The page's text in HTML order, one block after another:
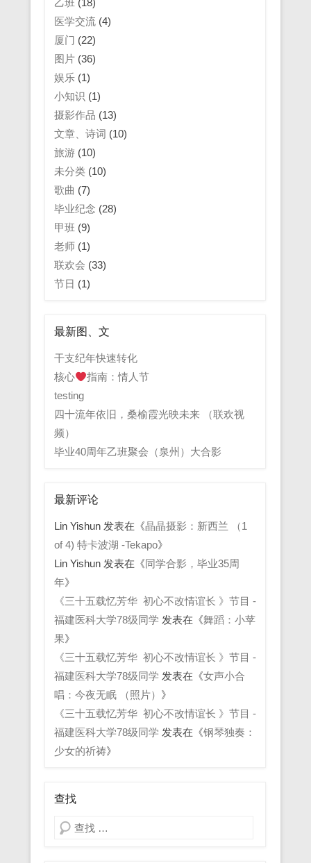
乙班 (18)
医学交流(4)
厦门 (22)
图片(36)
娱乐(1)
小知识 (1)
摄影作品 (13)
文章、诗词 (10)
旅游(10)
未分类(10)
歌曲 (7)
毕业纪念 (28)
甲班 (9)
老师(1)
联欢会 (33)
节日 (1)
最新图、文
干支纪年快速转化
核心
指南：情人节
testing
四十流年依旧，桑榆霞光映未来 （联欢视
频）
毕业40周年乙班聚会（泉州）大合影
最新评论
Lin Yishun发表在《晶晶摄影：新西兰 （1
of 4) 特卡波湖 -Tekapo》
Lin Yishun发表在《同学合影，毕业35周
年》
《三十五载忆芳华 初心不改情谊长 》节目 -
福建医科大学78级同学 发表在《舞蹈：小苹
果》
《三十五载忆芳华 初心不改情谊长 》节目 -
福建医科大学78级同学 发表在《女声小合
唱：今夜无眠 （照片） 》
《三十五载忆芳华 初心不改情谊长 》节目 -
福建医科大学78级同学 发表在《钢琴独奏：
少女的祈祷》
查找
Search